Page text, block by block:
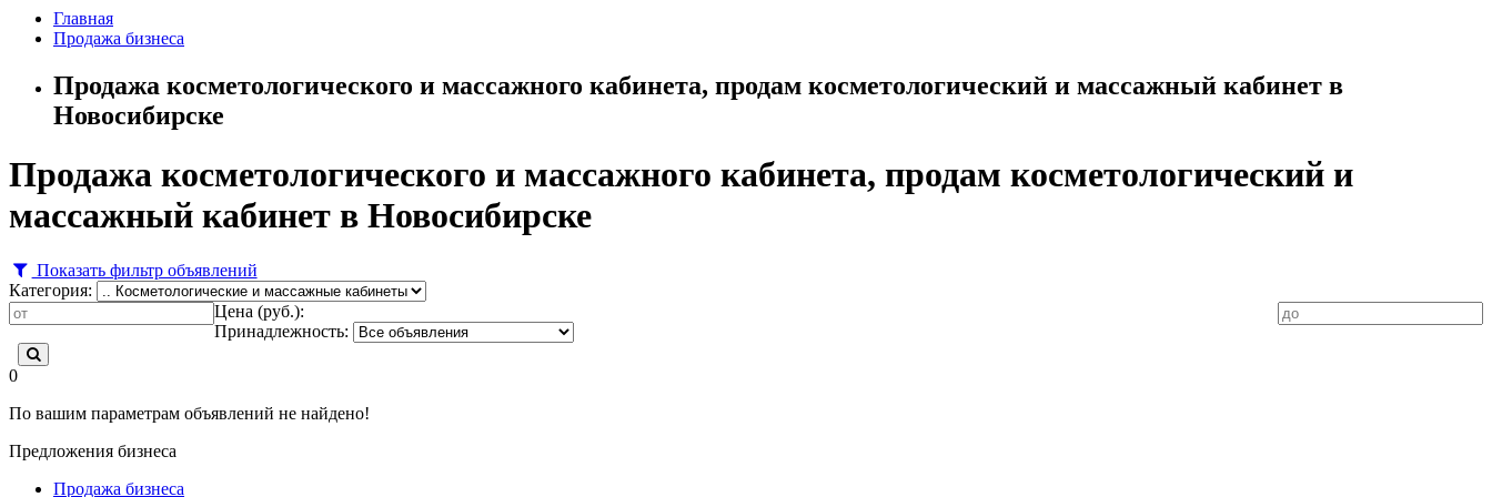
Главная
Продажа бизнеса
Продажа косметологического и массажного кабинета, продам косметологический и массажный кабинет в
Новосибирске
Продажа косметологического и массажного кабинета, продам косметологический и
массажный кабинет в Новосибирске
Показать фильтр объявлений
Категория:
Цена (руб.):
Принадлежность:
0
По вашим параметрам объявлений не найдено!
Предложения бизнеса
Продажа бизнеса